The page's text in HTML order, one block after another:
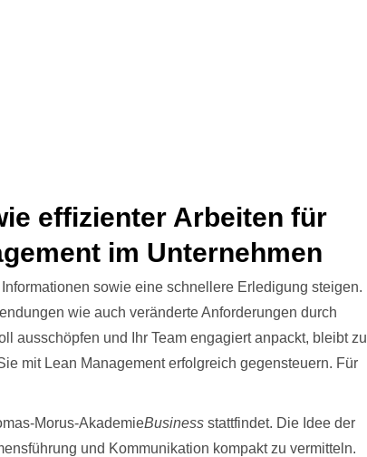
effizienter Arbeiten für
im Unternehmen
sowie eine schnellere Erledigung steigen.
wie auch veränderte Anforderungen durch
ausschöpfen und Ihr Team engagiert anpackt, bleibt zu
mit Lean Management erfolgreich gegensteuern. Für
Morus-AkademieBusiness stattfindet. Die Idee der
und Kommunikation kompakt zu vermitteln.